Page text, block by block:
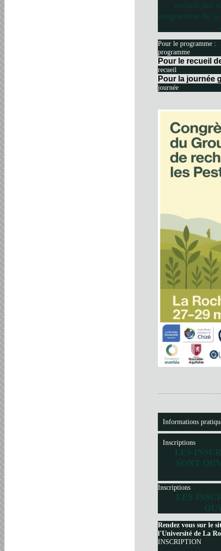
recueil des
programme de
Pour le programme :
programme
Pour le recueil
recueil
Pour la journée
journée
Informations
Inscriptions
LES
SONT
Inscriptions
LES
Rendez vous sur le
l'Université de La
INSCRIPTION